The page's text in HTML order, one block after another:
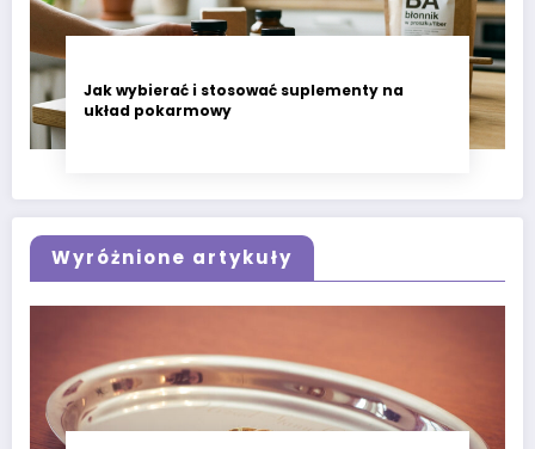
Jak wybierać i stosować suplementy na
układ pokarmowy
Wyróżnione artykuły